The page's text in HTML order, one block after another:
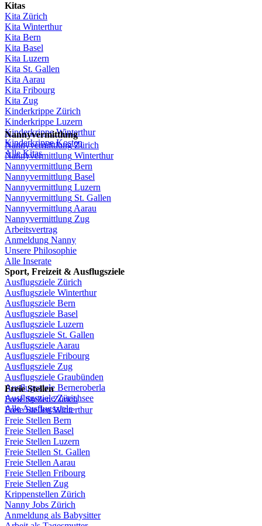
Kitas
Kita Zürich
Kita Winterthur
Kita Bern
Kita Basel
Kita Luzern
Kita St. Gallen
Kita Aarau
Kita Fribourg
Kita Zug
Kinderkrippe Zürich
Kinderkrippe Luzern
KinderkrippeWinterthur
Kinderkrippe Kosten
Alle Kitas
Nannyvermittlung
Nannyvermittlung Zürich
Nannyvermittlung Winterthur
Nannyvermittlung Bern
Nannyvermittlung Basel
Nannyvermittlung Luzern
Nannyvermittlung St. Gallen
Nannyvermittlung Aarau
Nannyvermittlung Zug
Arbeitsvertrag
Anmeldung Nanny
Unsere Philosophie
Alle Inserate
Sport, Freizeit & Ausflugsziele
Ausflugsziele Zürich
Ausflugsziele Winterthur
Ausflugsziele Bern
Ausflugsziele Basel
Ausflugsziele Luzern
Ausflugsziele St. Gallen
Ausflugsziele Aarau
Ausflugsziele Fribourg
Ausflugsziele Zug
Ausflugsziele Graubünden
Ausflugsziele Berneroberla
Ausflugsziele Zürichsee
Alle Ausflugsziele
Freie Stellen
Freie Stellen Zürich
Freie StellenWinterthur
Freie Stellen Bern
Freie Stellen Basel
Freie Stellen Luzern
Freie Stellen St. Gallen
Freie Stellen Aarau
Freie Stellen Fribourg
Freie Stellen Zug
Krippenstellen Zürich
Nanny Jobs Zürich
Anmeldung als Babysitter